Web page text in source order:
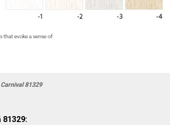
81329
81329: